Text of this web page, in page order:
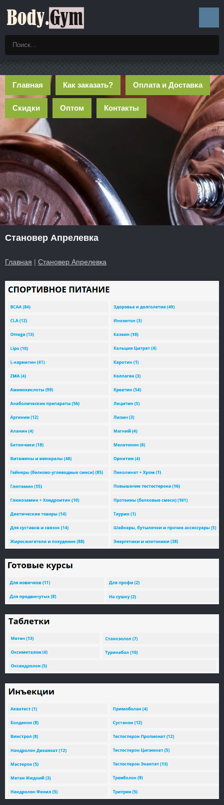
Главная Как заказать? Оплата и Доставка
Скидки Оптом Контакты
Становер Апрелевка
Главная | Становер Апрелевка